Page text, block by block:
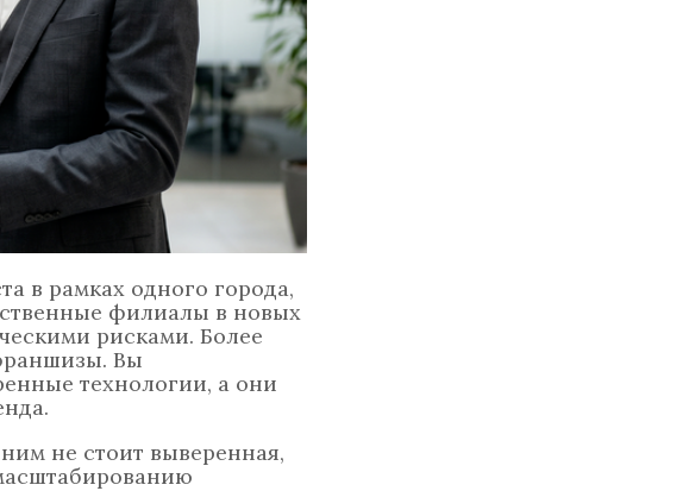
в рамках одного города,
филиалы в новых
рисками. Более
Вы
технологии, а они
не стоит выверенная,